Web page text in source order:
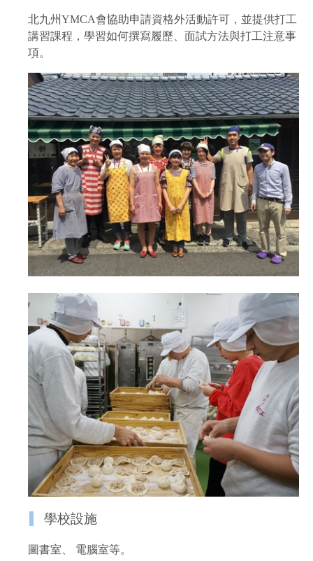
北九州YMCA會協助申請資格外活動許可，並提供打工
講習課程，學習如何撰寫履歷、面試方法與打工注意事
項。
學校設施
圖書室、 電腦室等。